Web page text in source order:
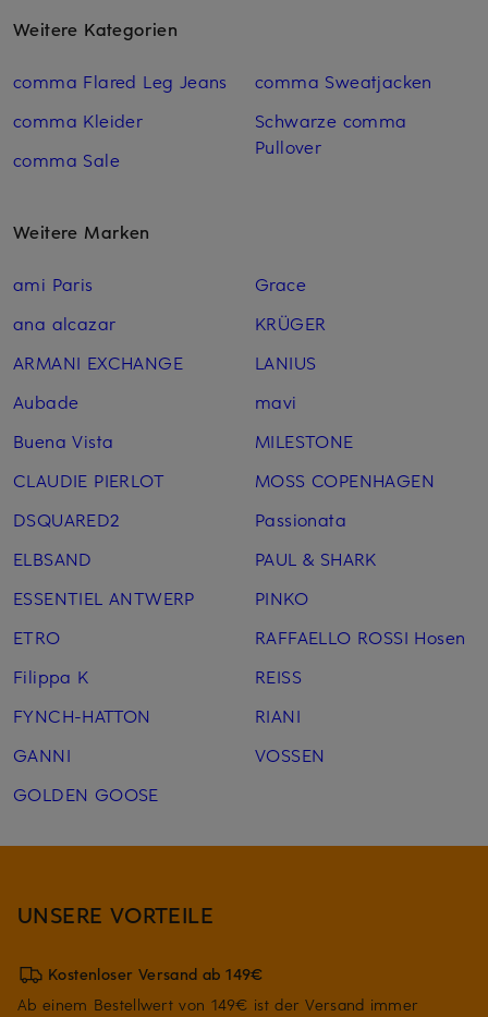
Weitere Kategorien
comma Flared Leg Jeans
comma Kleider
comma Sale
comma Sweatjacken
Schwarze comma
Pullover
Weitere Marken
ami Paris
ana alcazar
ARMANI EXCHANGE
Aubade
Buena Vista
CLAUDIE PIERLOT
DSQUARED2
ELBSAND
ESSENTIEL ANTWERP
ETRO
Filippa K
FYNCH-HATTON
GANNI
GOLDEN GOOSE
Grace
KRÜGER
LANIUS
mavi
MILESTONE
MOSS COPENHAGEN
Passionata
PAUL & SHARK
PINKO
RAFFAELLO ROSSI Hosen
REISS
RIANI
VOSSEN
UNSERE VORTEILE
Kostenloser Versand ab 149€
Ab einem Bestellwert von 149€ ist der Versand immer